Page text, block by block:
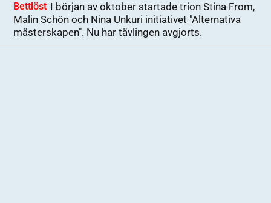
Bettlöst I början av oktober startade trion Stina From,
Malin Schön och Nina Unkuri initiativet "Alternativa
mästerskapen". Nu har tävlingen avgjorts.